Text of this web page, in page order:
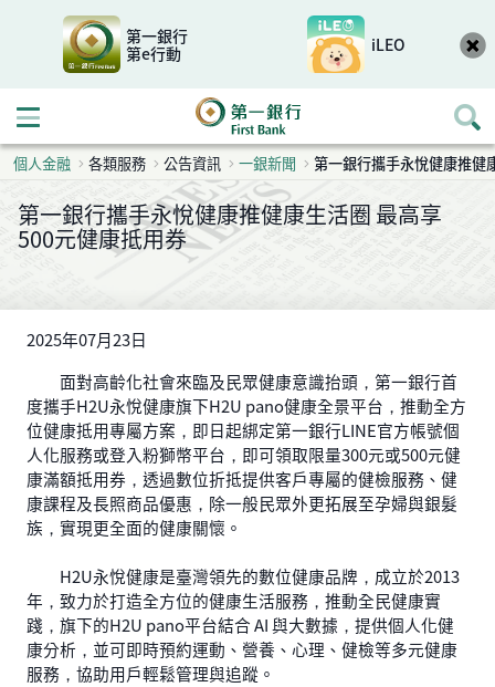
第一銀行
第e行動
iLEO
開啟行動選單
個人金融 各類服務 公告資訊 一銀新聞 第一銀行攜手永悅健康推健
第一銀行攜手永悅健康推健康生活圈 最高享
500元健康抵用券
2025年07月23日
面對高齡化社會來臨及民眾健康意識抬頭，第一銀行首
度攜手H2U永悅健康旗下H2U pano健康全景平台，推動全方
位健康抵用專屬方案，即日起綁定第一銀行LINE官方帳號個
人化服務或登入粉獅幣平台，即可領取限量300元或500元健
康滿額抵用券，透過數位折抵提供客戶專屬的健檢服務、健
康課程及長照商品優惠，除一般民眾外更拓展至孕婦與銀髮
族，實現更全面的健康關懷。
H2U永悅健康是臺灣領先的數位健康品牌，成立於2013
年，致力於打造全方位的健康生活服務，推動全民健康實
踐，旗下的H2U pano平台結合 AI 與大數據，提供個人化健
康分析，並可即時預約運動、營養、心理、健檢等多元健康
服務，協助用戶輕鬆管理與追蹤。